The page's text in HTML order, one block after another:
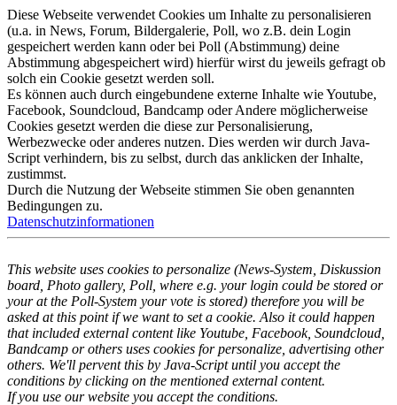
Diese Webseite verwendet Cookies um Inhalte zu personalisieren
(u.a. in News, Forum, Bildergalerie, Poll, wo z.B. dein Login
gespeichert werden kann oder bei Poll (Abstimmung) deine
Abstimmung abgespeichert wird) hierfür wirst du jeweils gefragt ob
solch ein Cookie gesetzt werden soll.
Es können auch durch eingebundene externe Inhalte wie Youtube,
Facebook, Soundcloud, Bandcamp oder Andere möglicherweise
Cookies gesetzt werden die diese zur Personalisierung,
Werbezwecke oder anderes nutzen. Dies werden wir durch Java-
Script verhindern, bis zu selbst, durch das anklicken der Inhalte,
zustimmst.
Durch die Nutzung der Webseite stimmen Sie oben genannten
Bedingungen zu.
Datenschutzinformationen
This website uses cookies to personalize (News-System, Diskussion
board, Photo gallery, Poll, where e.g. your login could be stored or
your at the Poll-System your vote is stored) therefore you will be
asked at this point if we want to set a cookie. Also it could happen
that included external content like Youtube, Facebook, Soundcloud,
Bandcamp or others uses cookies for personalize, advertising other
others. We'll pervent this by Java-Script until you accept the
conditions by clicking on the mentioned external content.
If you use our website you accept the conditions.